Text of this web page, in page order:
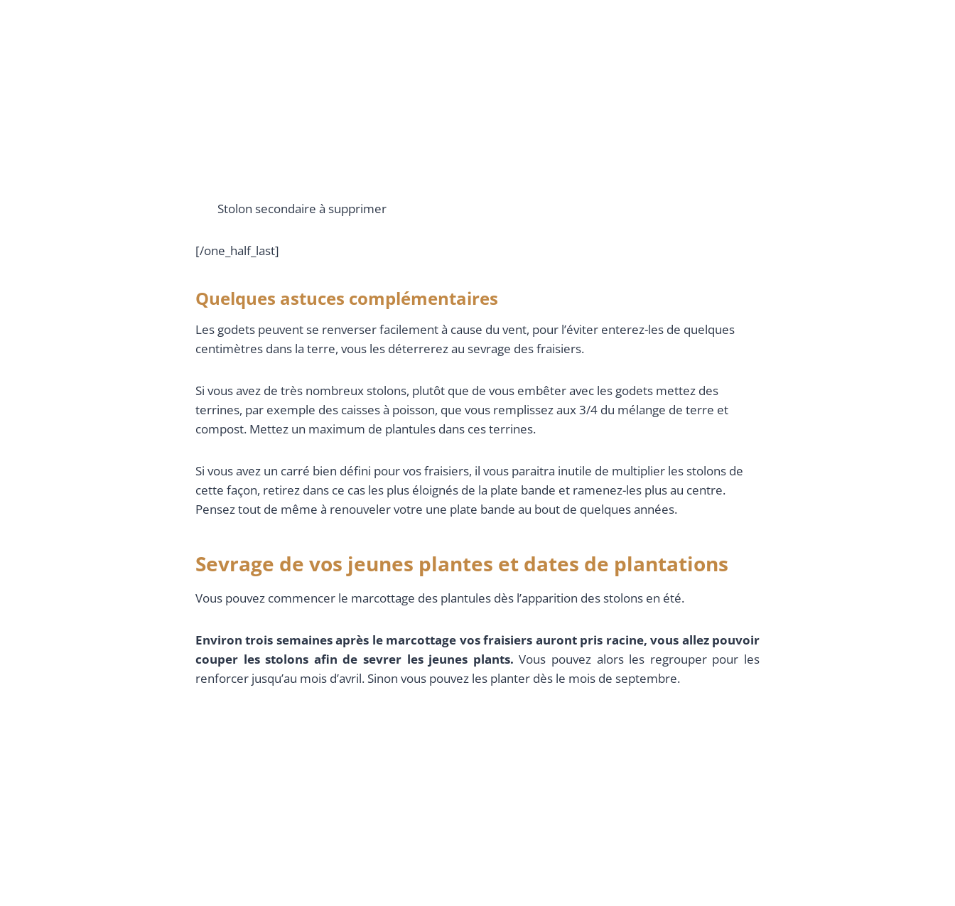
Stolon secondaire à supprimer
[/one_half_last]
Quelques astuces complémentaires
Les godets peuvent se renverser facilement à cause du vent, pour l’éviter enterez-les de quelques
centimètres dans la terre, vous les déterrerez au sevrage des fraisiers.
Si vous avez de très nombreux stolons, plutôt que de vous embêter avec les godets mettez des
terrines, par exemple des caisses à poisson, que vous remplissez aux 3/4 du mélange de terre et
compost. Mettez un maximum de plantules dans ces terrines.
Si vous avez un carré bien défini pour vos fraisiers, il vous paraitra inutile de multiplier les stolons de
cette façon, retirez dans ce cas les plus éloignés de la plate bande et ramenez-les plus au centre.
Pensez tout de même à renouveler votre une plate bande au bout de quelques années.
Sevrage de vos jeunes plantes et dates de plantations
Vous pouvez commencer le marcottage des plantules dès l’apparition des stolons en été.
Environ trois semaines après le marcottage vos fraisiers auront pris racine, vous allez pouvoir
couper les stolons afin de sevrer les jeunes plants. Vous pouvez alors les regrouper pour les
renforcer jusqu’au mois d’avril. Sinon vous pouvez les planter dès le mois de septembre.